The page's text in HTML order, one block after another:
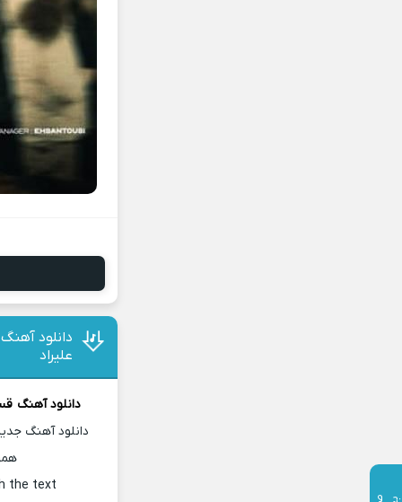
دانلود
علیراد
دانلود آهنگ
دانلود آهنگ
the text